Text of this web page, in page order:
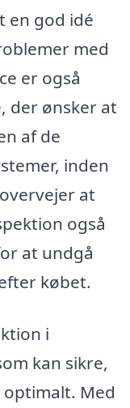
en god idé
med
er også
der ønsker at
af de
inden
at
også
at undgå
købet.
i
kan sikre,
Med